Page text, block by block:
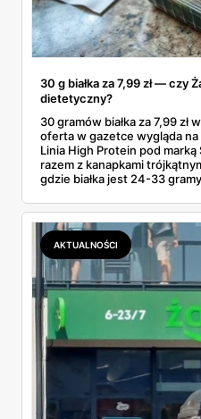
30 g białka za 7,99 zł — czy
dietetyczny?
30 gramów białka za 7,99 zł
oferta w gazetce wygląda na
Linia High Protein pod marką
razem z kanapkami
gdzie białka jest 24-33
catering dietetyczny
proszą o porównanie —
pudełko od kuriera.
AKTUALNOŚCI